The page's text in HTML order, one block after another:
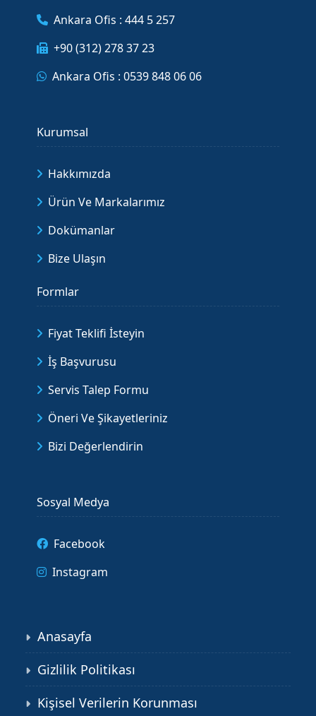
Ankara Ofis : 444 5 257
+90 (312) 278 37 23
Ankara Ofis : 0539 848 06 06
Kurumsal
Hakkımızda
Ürün Ve Markalarımız
Dokümanlar
Bize Ulaşın
Formlar
Fiyat Teklifi İsteyin
İş Başvurusu
Servis Talep Formu
Öneri Ve Şikayetleriniz
Bizi Değerlendirin
Sosyal Medya
Facebook
Instagram
Anasayfa
Gizlilik Politikası
Kişisel Verilerin Korunması